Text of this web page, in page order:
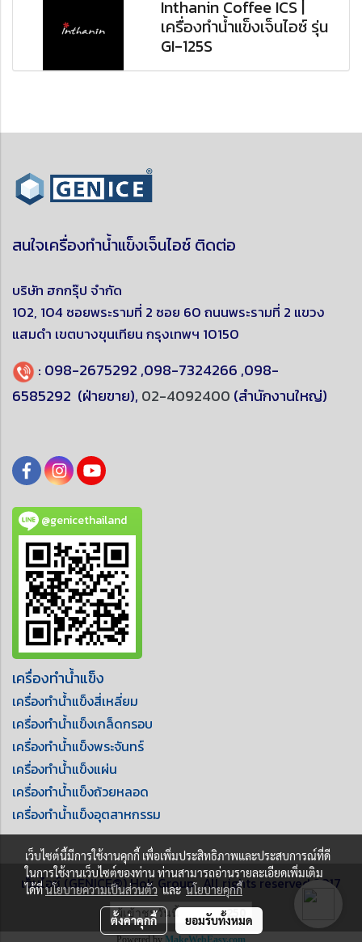
Inthanin Coffee ICS |
เครื่องทำน้ำแข็งเจ็นไอซ์ รุ่น
GI-125S
สนใจเครื่องทำน้ำแข็งเจ็นไอซ์ ติดต่อ
บริษัท ฮกกรุ๊ป จำกัด
102, 104 ซอยพระรามที่ 2 ซอย 60 ถนนพระรามที่ 2 แขวง
แสมดำ เขตบางขุนเทียนกรุงเทพฯ 10150
: 098-2675292 ,098-7324266 ,098-
6585292 (ฝ่ายขาย), 02-4092400 (สำนักงานใหญ่)
@genicethailand
เครื่องทำน้ำแข็ง
เครื่องทำน้ำแข็งสี่เหลี่ยม
เครื่องทำน้ำแข็งเกล็ดกรอบ
เครื่องทำน้ำแข็งพระจันทร์
เครื่องทำน้ำแข็งแผ่น
เครื่องทำน้ำแข็งถ้วยหลอด
เครื่องทำน้ำแข็งอุตสาหกรรม
เจ็นไอซ์ (GENICE®) Hok Group , All rights reserved 2017
ผู้เข้าชมวันนี้ 250
Powered by MakeWebEasy.com
เว็บไซต์นี้มีการใช้งานคุกกี้ เพื่อเพิ่มประสิทธิภาพและประสบการณ์ที่ดี
ในการใช้งานเว็บไซต์ของท่าน ท่านสามารถอ่านรายละเอียดเพิ่มเติม
ได้ที่นโยบายความเป็นส่วนตัวและนโยบายคุกกี้
ตั้งค่าคุกกี้ ยอมรับทั้งหมด